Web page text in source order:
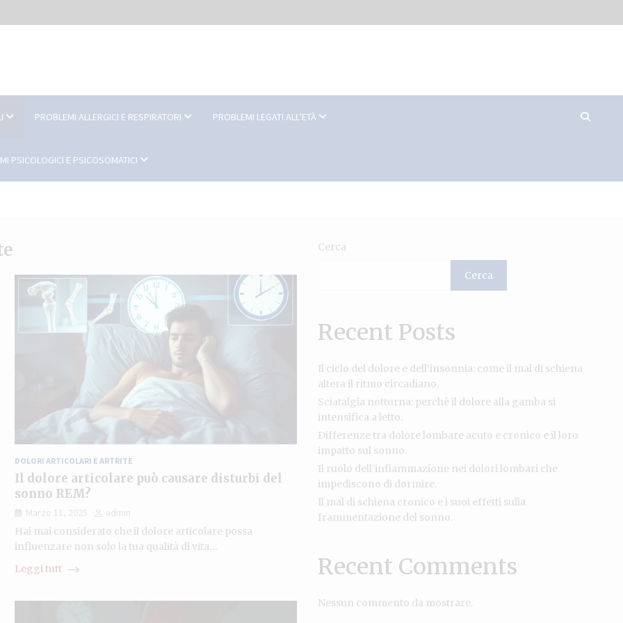
PROBLEMI ALLERGICI E RESPIRATORI PROBLEMI LEGATI ALL’ETÀ
PSICOLOGICI E PSICOSOMATICI
DOLORI ARTICOLARI E ARTRITE
Il dolore articolare può causare disturbi del
sonno REM?
Marzo 11, 2025
admin
Hai mai considerato che il dolore articolare possa
influenzare non solo la tua qualità di vita…
Leggi tutt
Cerca
Cerca
Recent Posts
Il ciclo del dolore e dell’insonnia: come il mal di schiena
altera il ritmo circadiano.
Sciatalgia notturna: perchè il dolore alla gamba si
intensifica a letto.
Differenze tra dolore lombare acuto e cronico e il loro
impatto sul sonno.
Il ruolo dell’infiammazione nei dolori lombari che
impediscono di dormire.
Il mal di schiena cronico e i suoi effetti sulla
frammentazione del sonno.
Recent Comments
Nessun commento da mostrare.